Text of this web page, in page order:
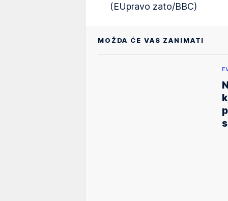
(EUpravo zato/BBC)
MOŽDA ĆE VAS ZANIMATI